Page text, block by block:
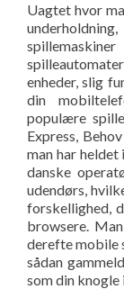
Uagtet hvor
enheder, slig
din
populære
Express,
man har
danske
udendørs,
forskellighed,
browsere.
derefte mobile
sådan
som din